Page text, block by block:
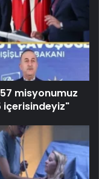
misyonumuz
içerisindeyiz"